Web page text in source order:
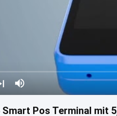
Smart Pos Terminal mit